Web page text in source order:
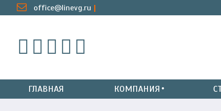
office@linevg.ru
ГЛАВНАЯ КОМПАНИЯ